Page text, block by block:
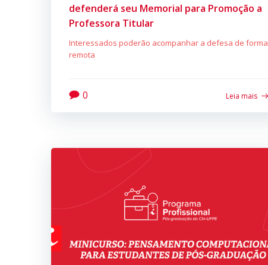
defenderá seu Memorial para Promoção a
Professora Titular
Interessados poderão acompanhar a defesa de forma
remota
0 Leia mais